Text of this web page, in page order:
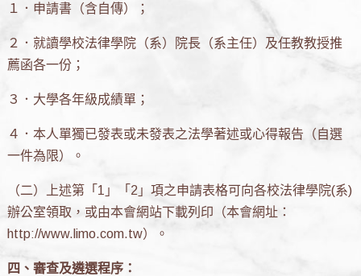
１．申請書（含自傳）；
２．就讀學校法律學院（系）院長（系主任）及任教教授推
薦函各一份；
３．大學各年級成績單；
４．本人單獨已發表或未發表之法學著述或心得報告（自選
一件為限）。
（二）上述第「1」「2」項之申請表格可向各校法律學院(系)
辦公室領取，或由本會網站下載列印（本會網址：
http://www.limo.com.tw）。
四、審查及遴選程序：